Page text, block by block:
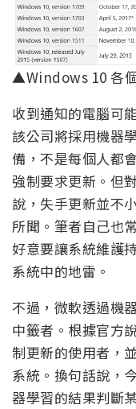
▲Windows 10 各
收到通知的電腦可
該公司將採用機器
備，不是每個人都
強制要求更新。但
說，失手更新並不
所聞。筆者自己也
好意要讓系統維護
系統中的地雷。
不過，微軟透過機
中籤者。根據官方
制更新的使用者，
系統。換句話說，
器學習的結果判斷